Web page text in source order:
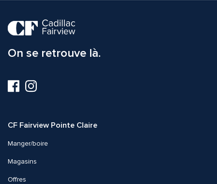
On se retrouve là.
Visitez-
nous
Visitez-
nous
CF Fairview Pointe Claire
Manger/boire
Magasins
Offres